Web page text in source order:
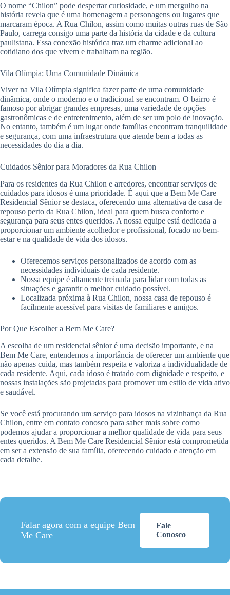
O nome “Chilon” pode despertar curiosidade, e um mergulho na
história revela que é uma homenagem a personagens ou lugares que
marcaram época. A Rua Chilon, assim como muitas outras ruas de São
Paulo, carrega consigo uma parte da história da cidade e da cultura
paulistana. Essa conexão histórica traz um charme adicional ao
cotidiano dos que vivem e trabalham na região.
Vila Olímpia: Uma Comunidade Dinâmica
Viver na Vila Olímpia significa fazer parte de uma comunidade
dinâmica, onde o moderno e o tradicional se encontram. O bairro é
famoso por abrigar grandes empresas, uma variedade de opções
gastronômicas e de entretenimento, além de ser um polo de inovação.
No entanto, também é um lugar onde famílias encontram tranquilidade
e segurança, com uma infraestrutura que atende bem a todas as
necessidades do dia a dia.
Cuidados Sênior para Moradores da Rua Chilon
Para os residentes da Rua Chilon e arredores, encontrar serviços de
cuidados para idosos é uma prioridade. É aqui que a Bem Me Care
Residencial Sênior se destaca, oferecendo uma alternativa de casa de
repouso perto da Rua Chilon, ideal para quem busca conforto e
segurança para seus entes queridos. A nossa equipe está dedicada a
proporcionar um ambiente acolhedor e profissional, focado no bem-
estar e na qualidade de vida dos idosos.
Oferecemos serviços personalizados de acordo com as
necessidades individuais de cada residente.
Nossa equipe é altamente treinada para lidar com todas as
situações e garantir o melhor cuidado possível.
Localizada próxima à Rua Chilon, nossa casa de repouso é
facilmente acessível para visitas de familiares e amigos.
Por Que Escolher a Bem Me Care?
A escolha de um residencial sênior é uma decisão importante, e na
Bem Me Care, entendemos a importância de oferecer um ambiente que
não apenas cuida, mas também respeita e valoriza a individualidade de
cada residente. Aqui, cada idoso é tratado com dignidade e respeito, e
nossas instalações são projetadas para promover um estilo de vida ativo
e saudável.
Se você está procurando um serviço para idosos na vizinhança da Rua
Chilon, entre em contato conosco para saber mais sobre como
podemos ajudar a proporcionar a melhor qualidade de vida para seus
entes queridos. A Bem Me Care Residencial Sênior está comprometida
em ser a extensão de sua família, oferecendo cuidado e atenção em
cada detalhe.
Falar agora com a equipe Bem
Me Care
Fale
Conosco